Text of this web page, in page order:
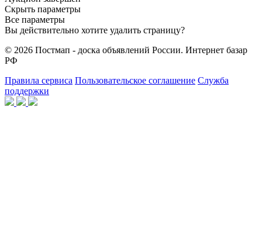
Скрыть параметры
Все параметры
Вы действительно хотите удалить страницу?
© 2026 Постмап - доска объявлений России. Интернет базар
РФ
Правила сервиса Пользовательское соглашение Служба
поддержки